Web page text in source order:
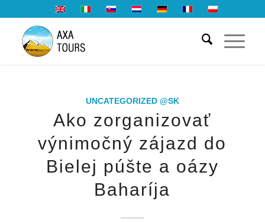
UNCATEGORIZED @SK
Ako zorganizovať
výnimočný zájazd do
Bielej púšte a oázy
Baharíja